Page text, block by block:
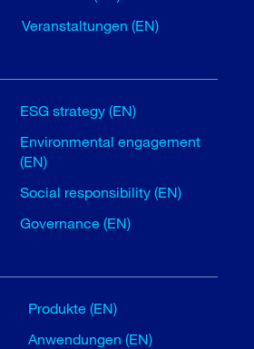
Veranstaltungen (EN)
ESG strategy (EN)
Environmental engagement
(EN)
Social responsibility (EN)
Governance (EN)
Produkte (EN)
Anwendungen (EN)